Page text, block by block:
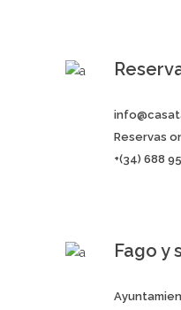
Reservas
+(34) 688
Fago y